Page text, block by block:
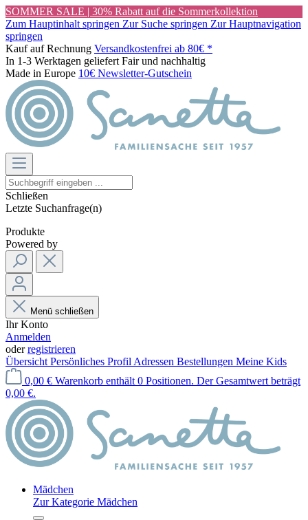
SOMMER SALE | 30% Rabatt auf die Sommerkollektion
Zum Hauptinhalt springen Zur Suche springen Zur Hauptnavigation
springen
Kauf auf Rechnung Versandkostenfrei ab 80€ *
In 1-3 Werktagen geliefert Fair und nachhaltig
Made in Europe 10€ Newsletter-Gutschein
Schließen
Letzte Suchanfrage(n)
Produkte
Powered by
Menü schließen
Ihr Konto
Anmelden
oderregistrieren
Übersicht Persönliches Profil Adressen Bestellungen Meine Kids
0,00 € Warenkorb enthält 0 Positionen. Der Gesamtwert beträgt
0,00 €.
Mädchen
Zur Kategorie Mädchen